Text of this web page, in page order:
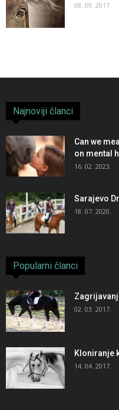
08. 09. 2017.
Najnoviji članci
Can we
on mental
16. 02. 2023.
Sarajevo
18. 07. 2020.
Popularni članci
02. 03. 2017.
Kloniranje
14. 04. 2017.